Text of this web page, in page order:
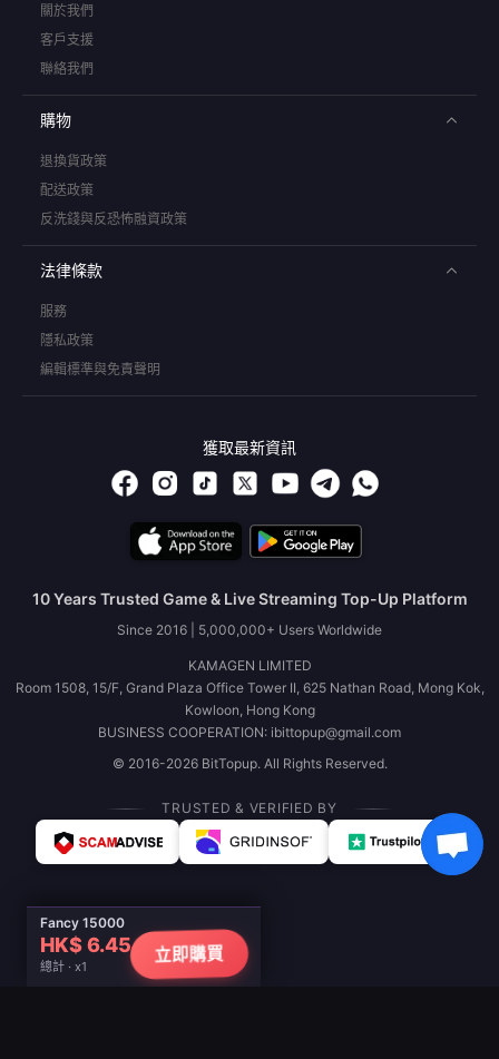
Fancy 15000
HK$ 6.45
總計 · x1
立即購買
關於我們
客戶支援
聯絡我們
購物
退換貨政策
配送政策
反洗錢與反恐怖融資政策
法律條款
服務
隱私政策
編輯標準與免責聲明
獲取最新資訊
10 Years Trusted Game & Live Streaming Top-Up Platform
Since 2016 | 5,000,000+ Users Worldwide
KAMAGEN LIMITED
Room 1508, 15/F, Grand Plaza Office Tower II, 625 Nathan Road, Mong Kok,
Kowloon, Hong Kong
BUSINESS COOPERATION: ibittopup@gmail.com
© 2016-2026 BitTopup. All Rights Reserved.
TRUSTED & VERIFIED BY